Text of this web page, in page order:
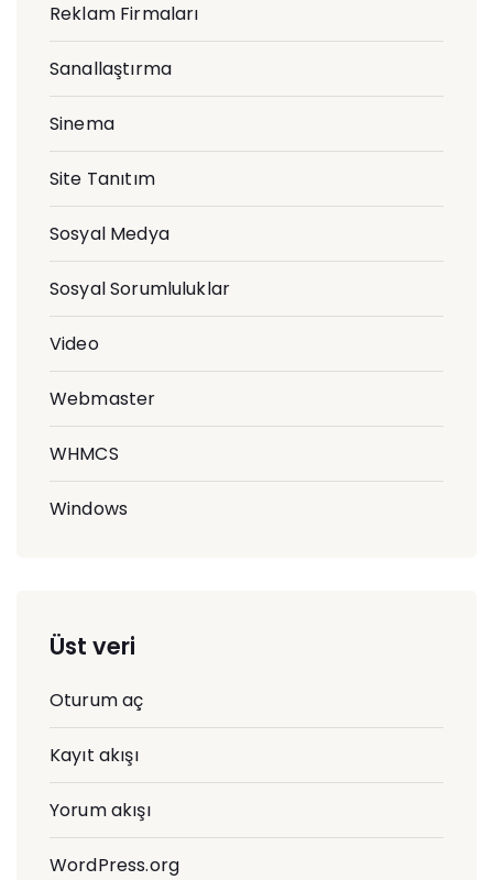
Reklam Firmaları
Sanallaştırma
Sinema
Site Tanıtım
Sosyal Medya
Sosyal Sorumluluklar
Video
Webmaster
WHMCS
Windows
Üst veri
Oturum aç
Kayıt akışı
Yorum akışı
WordPress.org